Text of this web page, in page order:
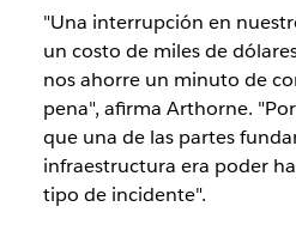
"Una interrupción en
un costo de miles de
nos ahorre un minuto de
pena", afirma Arthorne.
que una de las partes
infraestructura era poder
tipo de incidente".